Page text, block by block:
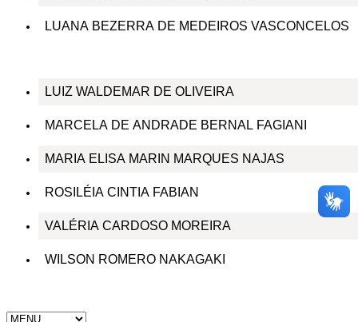
LUANA BEZERRA DE MEDEIROS VASCONCELOS
LUIZ WALDEMAR DE OLIVEIRA
MARCELA DE ANDRADE BERNAL FAGIANI
MARIA ELISA MARIN MARQUES NAJAS
ROSILÉIA CINTIA FABIAN
VALÉRIA CARDOSO MOREIRA
WILSON ROMERO NAKAGAKI